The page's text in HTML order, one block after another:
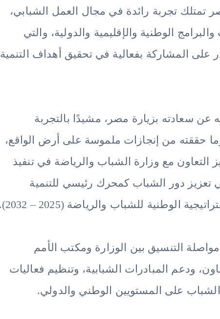
تمتلك تجربة رائدة في مجال العمل الشبابي،
الوطنية والإقليمية والدولية، والتي
المشاركة بفعالية في تحقيق أهداف التنمية
عن سعادته بزيارة مصر، مشيدًا بالتجربة
حققته من إنجازات ملموسة على أرض الواقع،
مع وزارة الشباب والرياضة في تنفيذ
دور الشباب كمحرك رئيسي للتنمية
الوطنية للشباب والرياضة (2025 – 2032).
التنسيق بين الوزارة ومكتب الأمم
ودعم المبادرات الشبابية، وتنظيم فعاليات
على المستويين الوطني والدولي.